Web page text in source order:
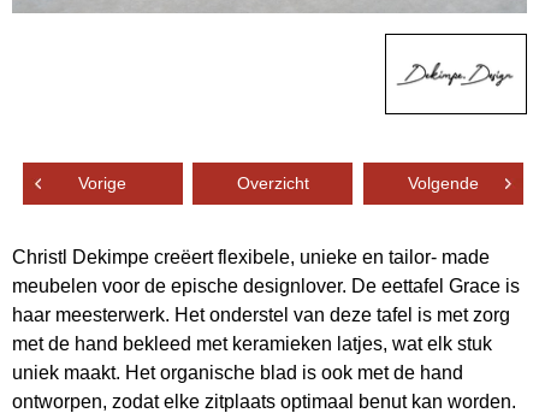
Vorige Overzicht Volgende
Christl Dekimpe creëert flexibele, unieke en tailor- made
meubelen voor de epische designlover. De eettafel Grace is
haar meesterwerk. Het onderstel van deze tafel is met zorg
met de hand bekleed met keramieken latjes, wat elk stuk
uniek maakt. Het organische blad is ook met de hand
ontworpen, zodat elke zitplaats optimaal benut kan worden.